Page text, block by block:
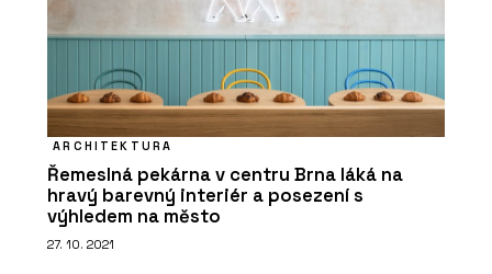
Rigips
ARCHITEKTURA
Řemeslná pekárna v centru Brna láká na
hravý barevný interiér a posezení s
výhledem na město
27. 10. 2021